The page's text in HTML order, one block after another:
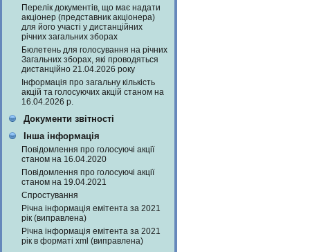
Перелік документів, що має надати
акціонер (представник акціонера)
для його участі у дистанційних
річних загальних зборах
Бюлетень для голосування на річних
Загальних зборах, які проводяться
дистанційно 21.04.2026 року
Інформація про загальну кількість
акцій та голосуючих акцій станом на
16.04.2026 р.
Документи звітності
Інша інформація
Повідомлення про голосуючі акції
станом на 16.04.2020
Повідомлення про голосуючі акції
станом на 19.04.2021
Спростування
Річна інформація емітента за 2021
рік (виправлена)
Річна інформація емітента за 2021
рік в форматі xml (виправлена)